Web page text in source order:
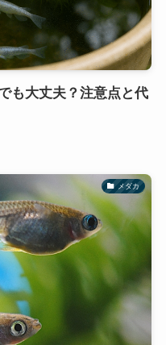
も大丈夫？注意点と代
メダカ